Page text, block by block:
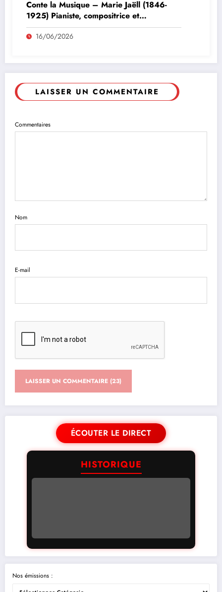
Conte la Musique – Marie Jaëll (1846-
1925) Pianiste, compositrice et
pédagogue
16/06/2026
LAISSER UN COMMENTAIRE
Commentaires
Nom
E-mail
ÉCOUTER LE DIRECT
HISTORIQUE
Nos émissions :